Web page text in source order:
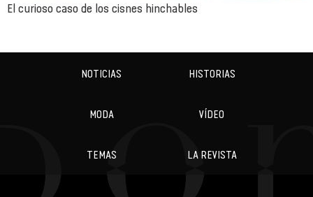
El curioso caso de los cisnes hinchables
NOTICIAS HISTORIAS
MODA VÍDEO
TEMAS LA REVISTA